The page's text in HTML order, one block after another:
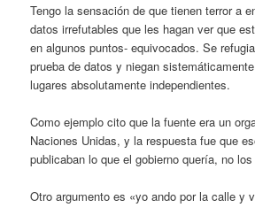
Tengo la sensación de que tienen terror a
datos irrefutables que les hagan ver que
en algunos puntos- equivocados. Se
prueba de datos y niegan
lugares absolutamente independientes.
Como ejemplo cito que la fuente era un
Naciones Unidas, y la respuesta fue que
publicaban lo que el gobierno quería, no
Otro argumento es «yo ando por la calle y